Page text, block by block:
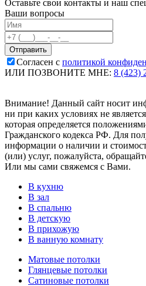
Оставьте свои контакты и наш
Ваши вопросы
Согласен с политикой
ИЛИ ПОЗВОНИТЕ МНЕ: 8 (423)
Внимание! Данный сайт носит
ни при каких условиях не
которая определяется
Гражданского кодекса РФ. Для
информации о наличии и
(или) услуг, пожалуйста,
Или мы сами свяжемся с Вами.
В кухню
В зал
В спальню
В детскую
В прихожую
В ванную комнату
Матовые потолки
Глянцевые потолки
Сатиновые потолки